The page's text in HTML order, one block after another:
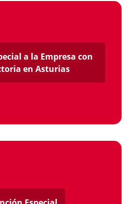
a la Empresa con
en Asturias